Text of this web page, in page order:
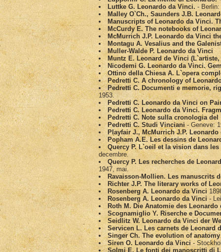
Luttke G. Leonardo da Vinci. -
Malley O`Ch., Saunders J.B.
Manuscripts of Leonardo da Vinci.
McCurdy E. The notebooks of
McMurrich J.P. Leonardo da Vinci
Montagu A. Vesalius and the
Muller-Walde P. Leonardo da Vinci
Muntz E. Leonard de Vinci
Nicodemi G. Leonardo da Vinci.
Ottino della Chiesa A. L`opera
Pedretti C. A chronology of
Pedretti C. Documenti e memorie,
1953.
Pedretti C. Leonardo da Vinci on
Pedretti C. Leonardo da Vinci.
Pedretti C. Note sulla cronologia
Pedretti C. Studi Vinciani- Geneve:
Playfair J., McMurrich J.P.
Popham A.E. Les dessins de
Quercy P. L`oeil et la vision dans
decembre.
Quercy P. Les recherches de
1947, mai.
Ravaisson-Mollien. Les manuscrits
Richter J.P. The literary works of
Rosenberg A. Leonardo da Vinci
Rosenberg A. Leonardo da Vinci -
Roth M. Die Anatomie des
Scognamiglio Y. Riserche e
Seidlitz W. Leonardo da Vinci der
Servicen L. Les carnets de Leonard
Singer Ch. The evolution of anatomy
Siren O. Leonardo da Vinci-
Solmi E. Le fonti dei manoscritti di